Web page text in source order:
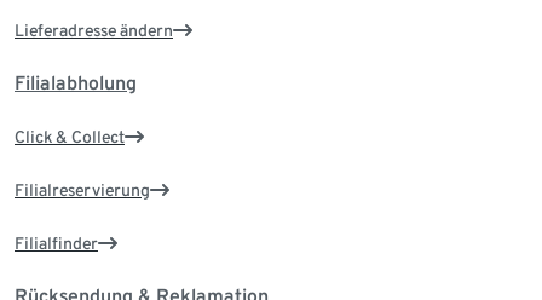
Lieferadresse ändern
Filialabholung
Click & Collect
Filialreservierung
Filialfinder